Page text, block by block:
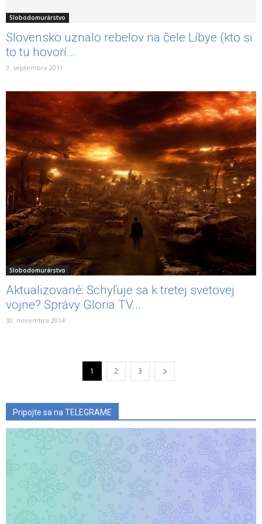
Slobodomurárstvo
Slovensko uznalo rebelov na čele Líbye (kto si
to tu hovorí...
3. septembra 2011
Slobodomurárstvo
Aktualizované: Schyľuje sa k tretej svetovej
vojne? Správy Gloria TV...
30. novembra 2014
1 2 3
Pripojte sa na TELEGRAME